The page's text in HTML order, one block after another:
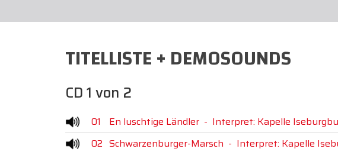
TITELLISTE + DEMOSOUNDS
CD 1 von 2
01 En luschtige Ländler- Interpret: Kapelle
02 Schwarzenburger-Marsch - Interpret: Kapelle